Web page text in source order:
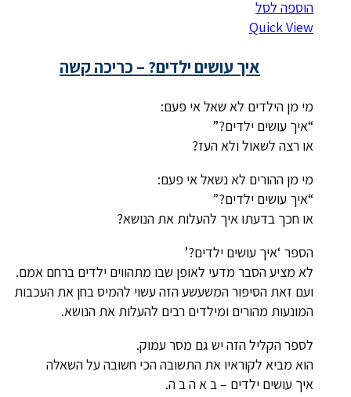
הוספה לסל
Quick View
איך עושים ילדים? – כריכה קשה
מי מן הילדים לא שאל אי פעם:
“איך עושים ילדים?”
או רצה לשאול ולא העז?
מי מן ההורים לא נשאל אי פעם:
“איך עושים ילדים?”
או חכך בדעתו איך להעלות את הנושא?
הספר ‘איך עושים ילדים?’
לא מציע הסבר מדעי לאופן שבו מתהווים ילדים ברחם אמם.
ועם זאת הסיפור המשעשע הזה עשוי להמיס בחן את העכבות
המונעות מהורים ומילדים רבים להעלות את הנושא.
לספר הקליל הזה יש גם מסר עמוק.
הוא מביא לקוראיו את התשובה הכי חשובה על השאלה
איך עושים ילדים – ב א ה ב ה.